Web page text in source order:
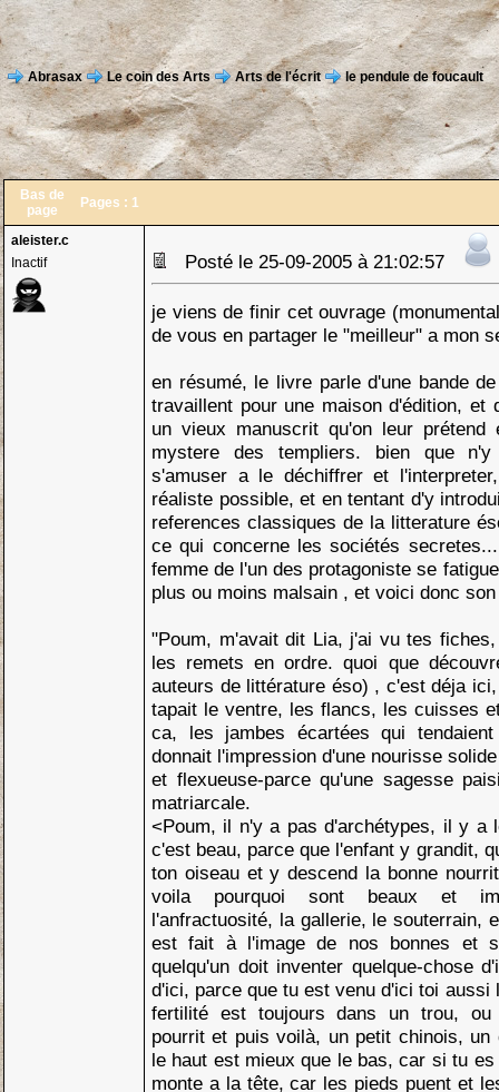
Abrasax Le coin des Arts Arts de l'écrit le pendule de foucault
Bas de
page
Pages : 1
aleister.c
Inactif
Posté le 25-09-2005 à 21:02:57
je viens de finir cet ouvrage
de vous en partager le "meilleur" a mon
en résumé, le livre parle d'une bande
travaillent pour une maison d'édition, et
un vieux manuscrit qu'on leur
mystere des templiers. bien que
s'amuser a le déchiffrer et
réaliste possible, et en tentant d'y
references classiques de la litterature
ce qui concerne les sociétés
femme de l'un des protagoniste se
plus ou moins malsain , et voici donc
"Poum, m'avait dit Lia, j'ai vu tes
les remets en ordre. quoi que
auteurs de littérature éso) , c'est déja
tapait le ventre, les flancs, les cuisses
ca, les jambes écartées qui
donnait l'impression d'une nourisse
et flexueuse-parce qu'une sagesse
matriarcale.
<Poum, il n'y a pas d'archétypes, il y a
c'est beau, parce que l'enfant y grandit,
ton oiseau et y descend la bonne
voila pourquoi sont beaux et
l'anfractuosité, la gallerie, le souterrain,
est fait à l'image de nos bonnes et
quelqu'un doit inventer quelque-chose
d'ici, parce que tu est venu d'ici toi aussi
fertilité est toujours dans un trou, ou
pourrit et puis voilà, un petit chinois, un
le haut est mieux que le bas, car si tu
monte a la tête, car les pieds puent et